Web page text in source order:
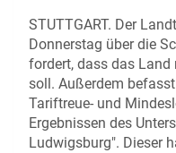
STUTTGART. Der
Donnerstag über die
fordert, dass das
soll. Außerdem
Tariftreue- und
Ergebnissen des
Ludwigsburg". Dieser